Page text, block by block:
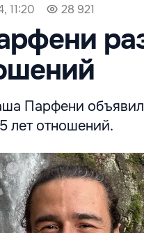
11:20 28 921
Парфени
лет отношений.